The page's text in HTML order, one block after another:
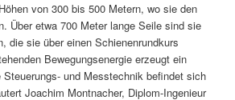
von 300 bis 500 Metern, wo sie den
Über etwa 700 Meter lange Seile sind sie
die sie über einen Schienenrundkurs
Bewegungsenergie erzeugt ein
und Messtechnik befindet sich
Joachim Montnacher, Diplom-Ingenieur